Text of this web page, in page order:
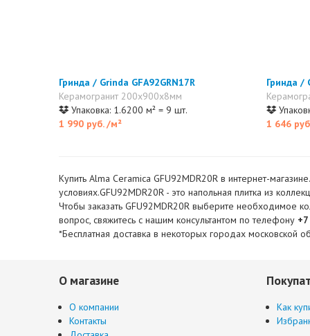
Гринда / Grinda GFA92GRN17R
Керамогранит 200x900x8мм
Упаковка: 1.6200 м² = 9 шт.
1 990 руб./м²
Гринда /
1 646
Купить Alma Ceramica GFU92MDR20R в интернет-
условиях.GFU92MDR20R - это напольная плитка из
Чтобы заказать GFU92MDR20R выберите необходимое
вопрос, свяжитесь с нашим консультантом по телефону
*Бесплатная доставка в некоторых городах московской
О магазине
О компании
Контакты
Как